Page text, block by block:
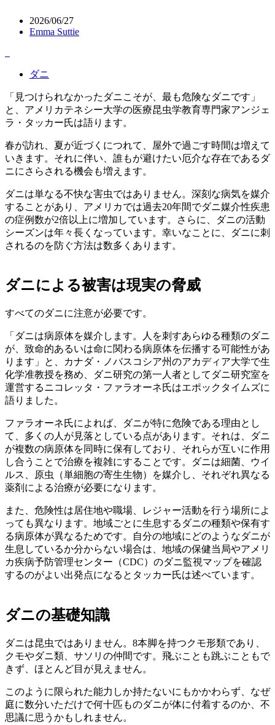
2026/06/27
Emma Suttie
ダニ
「見つけられなかったダニこそが、最も危険なダニです」
と、アメリカテネシー大学の医療昆虫学教育専門家アンジェ
ラ・タッカー氏は語ります。
春が訪れ、夏が近づくにつれて、屋外で過ごす時間は増えて
いきます。それに伴い、誰もが避けたい厄介な存在であるダ
ニにさらされる機会も増えます。
ダニは単なる不快な害虫ではありません。深刻な病気を媒介
することがあり、アメリカでは過去20年間でダニ媒介性疾患
の症例数が2倍以上に増加しています。さらに、ダニの活動
シーズンは年々長くなっています。幸いなことに、ダニに刺
されるのを防ぐ方法は数多くあります。
ダニによる被害は現実の脅威
すべてのダニに注意が必要です。
「ダニは病原体を媒介します。人を刺すあらゆる種類のダニ
が、致命的あるいは命に関わる病原体を伝播する可能性があ
ります」と、カナダ・ノバスコシア州のアカディア大学で生
化学准教授を務め、ダニ研究の第一人者としてダニ研究室を
運営するニコレッタ・ファラオーネ氏はエポックタイムズに
語りました。
ファラオーネ氏によれば、ダニが特に危険である理由とし
て、多くの人が見落としている点があります。それは、ダニ
が複数の病原体を同時に保有しており、それらが互いに作用
し合うことで治療を複雑にすることです。ダニは細菌、ウイ
ルス、原虫（単細胞の寄生生物）を媒介し、それぞれ異なる
薬剤による治療が必要になります。
また、危険性は居住地や職場、レジャー活動を行う場所によ
っても異なります。地域ごとに生息するダニの種類や保有す
る病原体が異なるためです。自分の地域にどのようなダニが
生息しているか分からない場合は、地域の保健当局やアメリ
カ疾病予防管理センター（CDC）のダニ監視マップを確認
するのがよい出発点になるとタッカー氏は述べています。
ダニの基礎知識
ダニは昆虫ではありません。8本脚を持つクモ形類であり、
クモやダニ類、サソリの仲間です。飛ぶことも跳ぶこともで
きず、ほとんど目が見えません。
このように限られた能力しか持たないにもかかわらず、なぜ
庭に数分いただけで何十匹ものダニが体に付着するのか、不
思議に思うかもしれません。